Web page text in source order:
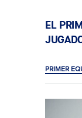
EL
PRIMER